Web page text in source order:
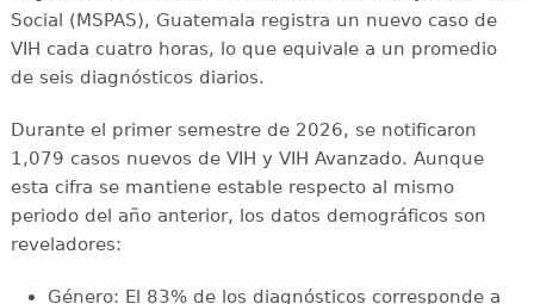
Social (MSPAS), Guatemala registra un nuevo caso de
VIH cada cuatro horas, lo que equivale a un promedio
de seis diagnósticos diarios.
Durante el primer semestre de 2026, se notificaron
1,079 casos nuevos de VIH y VIH Avanzado. Aunque
esta cifra se mantiene estable respecto al mismo
periodo del año anterior, los datos demográficos son
reveladores:
Género: El 83% de los diagnósticos corresponde a